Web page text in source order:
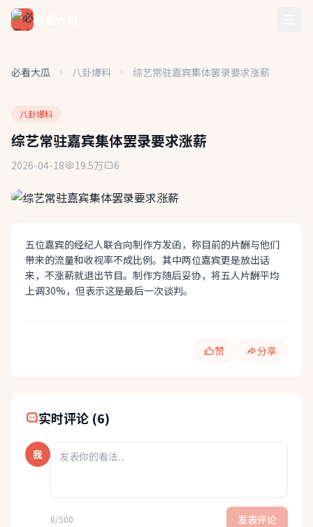
必看大瓜 八卦爆料 综艺常驻嘉宾集体罢录要求涨薪
八卦爆料
综艺常驻嘉宾集体罢录要求涨薪
2026-04-18 19.5万 6
五位嘉宾的经纪人联合向制作方发函，称目前的片酬与他们
带来的流量和收视率不成比例。其中两位嘉宾更是放出话
来，不涨薪就退出节目。制作方随后妥协，将五人片酬平均
上调30%，但表示这是最后一次谈判。
赞 分享
实时评论 (6)
我
0/500 发表评论